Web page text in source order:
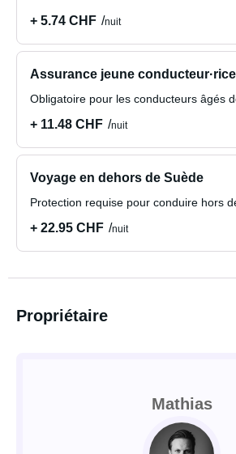
+ 5.74 CHF nuit
Assurance jeune conducteur·rice
Obligatoire pour les conducteurs âgés
+ 11.48 CHF nuit
Voyage en dehors de Suède
Protection requise pour conduire hors de
+ 22.95 CHF nuit
Propriétaire
Mathias